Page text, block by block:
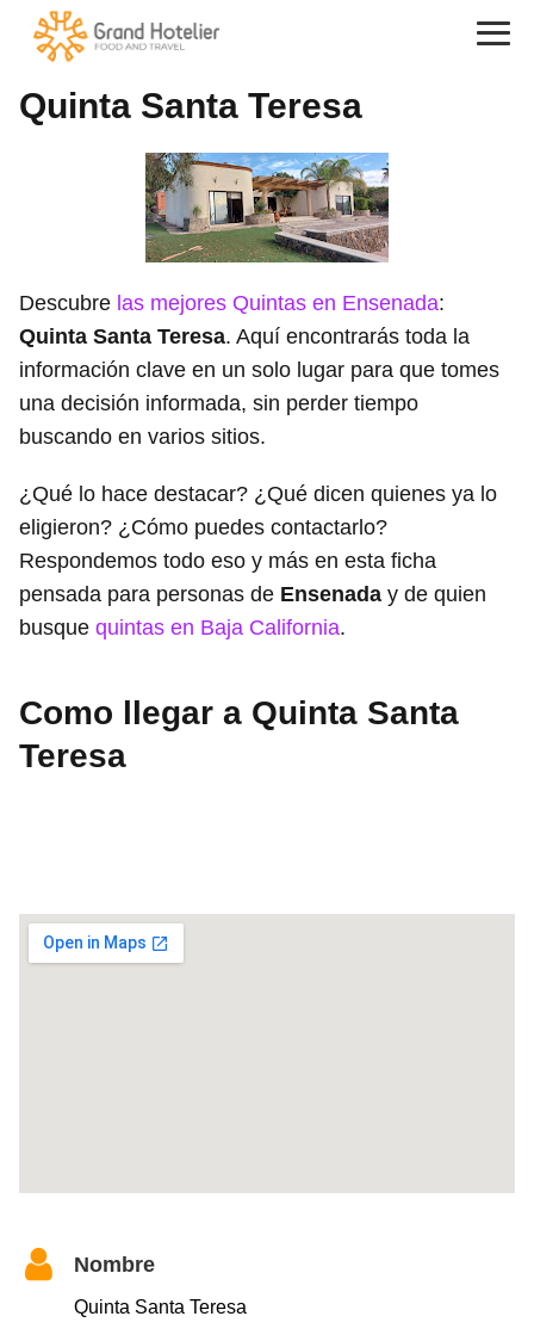
Quinta Santa Teresa
Descubre las mejores Quintas en Ensenada:
Quinta Santa Teresa. Aquí encontrarás toda la
información clave en un solo lugar para que tomes
una decisión informada, sin perder tiempo
buscando en varios sitios.
¿Qué lo hace destacar? ¿Qué dicen quienes ya lo
eligieron? ¿Cómo puedes contactarlo?
Respondemos todo eso y más en esta ficha
pensada para personas de Ensenada y de quien
busque quintas en Baja California.
Como llegar a Quinta Santa
Teresa
Nombre
Quinta Santa Teresa